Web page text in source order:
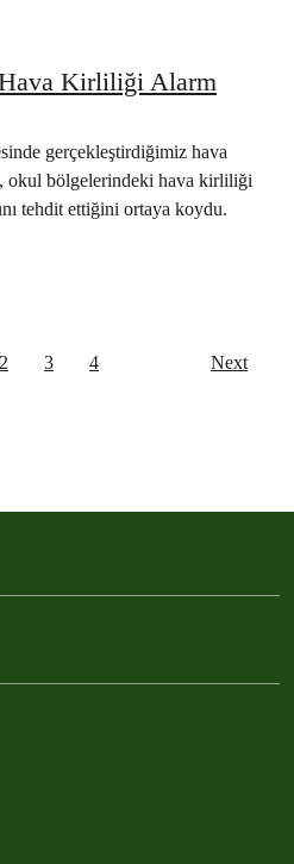
Kirliliği Alarm
gerçekleştirdiğimiz hava
okul bölgelerindeki hava kirliliği
tehdit ettiğini ortaya koydu.
2 3 4 Next